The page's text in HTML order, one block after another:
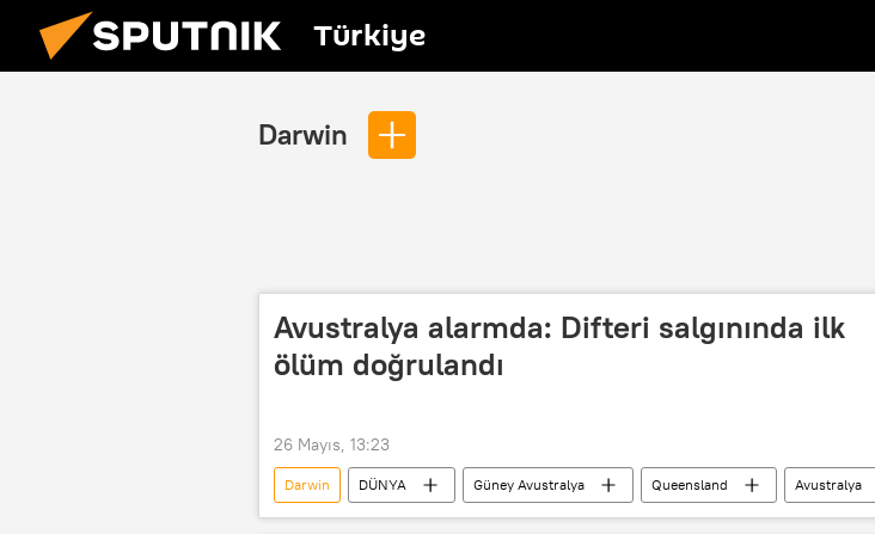
Türkiye
Darwin
Avustralya alarmda: Difteri salgınında ilk
ölüm doğrulandı
26 Mayıs, 13:23
Darwin DÜNYA Güney Avustralya Queensland
Avustralya
Difteri
Salgın Salgın hastalık bulaşıcı hastalık
bulaşıcı